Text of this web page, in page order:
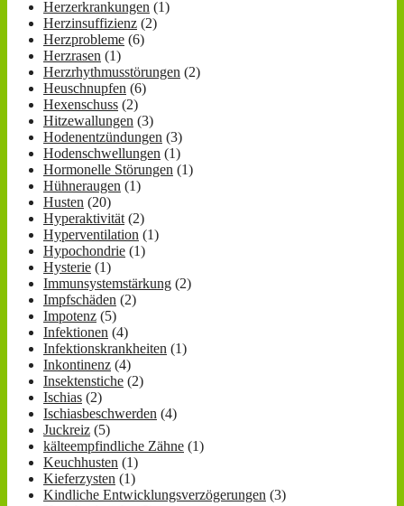
Herzerkrankungen (1)
Herzinsuffizienz (2)
Herzprobleme (6)
Herzrasen (1)
Herzrhythmusstörungen (2)
Heuschnupfen (6)
Hexenschuss (2)
Hitzewallungen (3)
Hodenentzündungen (3)
Hodenschwellungen (1)
Hormonelle Störungen (1)
Hühneraugen (1)
Husten (20)
Hyperaktivität(2)
Hyperventilation (1)
Hypochondrie (1)
Hysterie (1)
Immunsystemstärkung (2)
Impfschäden (2)
Impotenz (5)
Infektionen (4)
Infektionskrankheiten (1)
Inkontinenz (4)
Insektenstiche (2)
Ischias (2)
Ischiasbeschwerden (4)
Juckreiz (5)
kälteempfindliche Zähne (1)
Keuchhusten (1)
Kieferzysten (1)
Kindliche Entwicklungsverzögerungen (3)